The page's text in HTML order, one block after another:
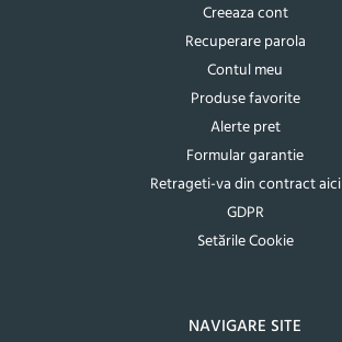
Creeaza cont
Recuperare parola
Contul meu
Produse favorite
Alerte pret
Formular garantie
Retrageti-va din contract aici
GDPR
Setările Cookie
NAVIGARE SITE